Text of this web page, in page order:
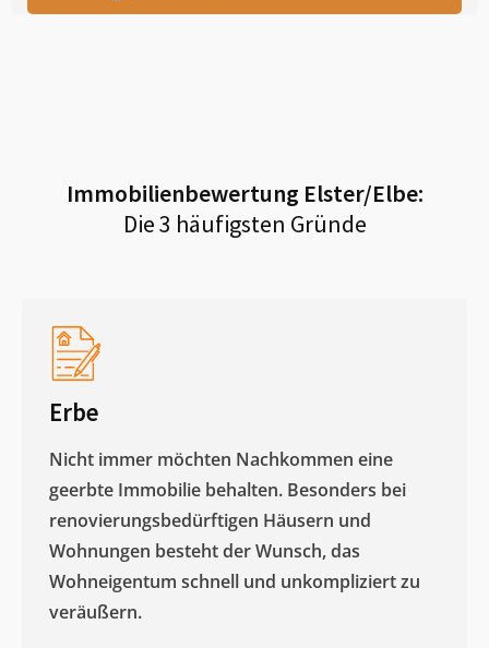
Immobilienbewertung Elster/Elbe:
Die 3 häufigsten Gründe
Erbe
Nicht immer möchten Nachkommen eine
geerbte Immobilie behalten. Besonders bei
renovierungsbedürftigen Häusern und
Wohnungen besteht der Wunsch, das
Wohneigentum schnell und unkompliziert zu
veräußern. ​